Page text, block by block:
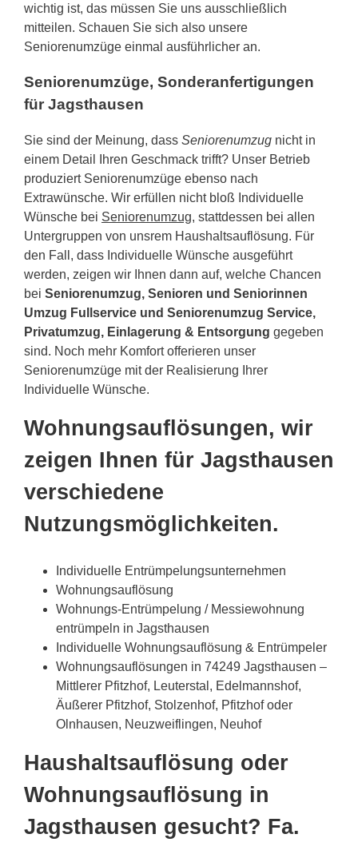
wichtig ist, das müssen Sie uns ausschließlich
mitteilen. Schauen Sie sich also unsere
Seniorenumzüge einmal ausführlicher an.
Seniorenumzüge, Sonderanfertigungen
für Jagsthausen
Sie sind der Meinung, dass Seniorenumzug nicht in
einem Detail Ihren Geschmack trifft? Unser Betrieb
produziert Seniorenumzüge ebenso nach
Extrawünsche. Wir erfüllen nicht bloß Individuelle
Wünsche bei Seniorenumzug, stattdessen bei allen
Untergruppen von unsrem Haushaltsauflösung. Für
den Fall, dass Individuelle Wünsche ausgeführt
werden, zeigen wir Ihnen dann auf, welche Chancen
bei Seniorenumzug, Senioren und Seniorinnen
Umzug Fullservice und Seniorenumzug Service,
Privatumzug, Einlagerung & Entsorgung gegeben
sind. Noch mehr Komfort offerieren unser
Seniorenumzüge mit der Realisierung Ihrer
Individuelle Wünsche.
Wohnungsauflösungen, wir
zeigen Ihnen für Jagsthausen
verschiedene
Nutzungsmöglichkeiten.
Individuelle Entrümpelungsunternehmen
Wohnungsauflösung
Wohnungs-Entrümpelung / Messiewohnung
entrümpeln in Jagsthausen
Individuelle Wohnungsauflösung & Entrümpeler
Wohnungsauflösungen in 74249 Jagsthausen –
Mittlerer Pfitzhof, Leuterstal, Edelmannshof,
Äußerer Pfitzhof, Stolzenhof, Pfitzhof oder
Olnhausen, Neuzweiflingen, Neuhof
Haushaltsauflösung oder
Wohnungsauflösung in
Jagsthausen gesucht? Fa.